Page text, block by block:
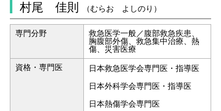
村尾 佳則 （むらお よしのり）
専門分野
救急医学一般／腹部救急疾患、
胸腹部外傷、救急集中治療、熱
傷、災害医療
資格・専門医 日本救急医学会専門医・指導医
日本外科学会専門医・指導医
日本熱傷学会専門医